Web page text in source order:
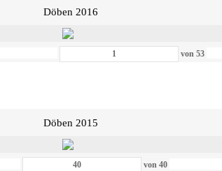
Döben 2016
von53
Döben 2015
von40